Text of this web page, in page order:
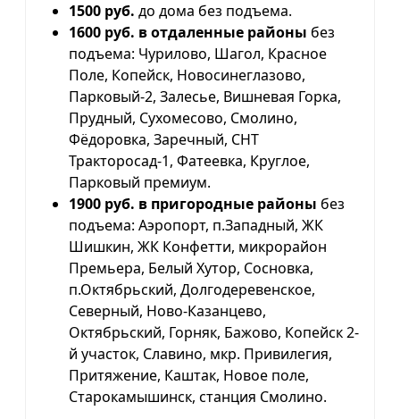
1500 руб. до дома без подъема.
1600 руб. в отдаленные районы без
подъема: Чурилово, Шагол, Красное
Поле, Копейск, Новосинеглазово,
Парковый-2, Залесье, Вишневая Горка,
Прудный, Сухомесово, Смолино,
Фёдоровка, Заречный, СНТ
Тракторосад-1, Фатеевка, Круглое,
Парковый премиум.
1900 руб. в пригородные районы без
подъема: Аэропорт, п.Западный, ЖК
Шишкин, ЖК Конфетти, микрорайон
Премьера, Белый Хутор, Сосновка,
п.Октябрьский, Долгодеревенское,
Северный, Ново-Казанцево,
Октябрьский, Горняк, Бажово, Копейск 2-
й участок, Славино, мкр. Привилегия,
Притяжение, Каштак, Новое поле,
Старокамышинск, станция Смолино.